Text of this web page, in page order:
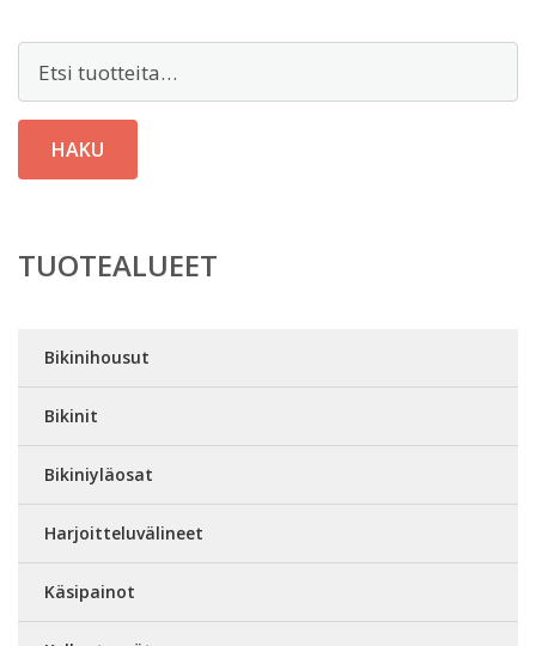
HAKU
TUOTEALUEET
Bikinihousut
Bikinit
Bikiniyläosat
Harjoitteluvälineet
Käsipainot